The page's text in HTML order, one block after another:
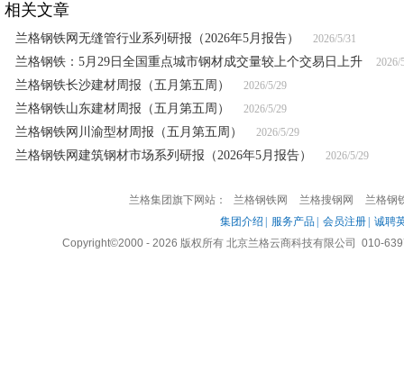
相关文章
兰格钢铁网无缝管行业系列研报（2026年5月报告） 2026/5/31
兰格钢铁：5月29日全国重点城市钢材成交量较上个交易日上升 2026/
兰格钢铁长沙建材周报（五月第五周） 2026/5/29
兰格钢铁山东建材周报（五月第五周） 2026/5/29
兰格钢铁网川渝型材周报（五月第五周） 2026/5/29
兰格钢铁网建筑钢材市场系列研报（2026年5月报告） 2026/5/29